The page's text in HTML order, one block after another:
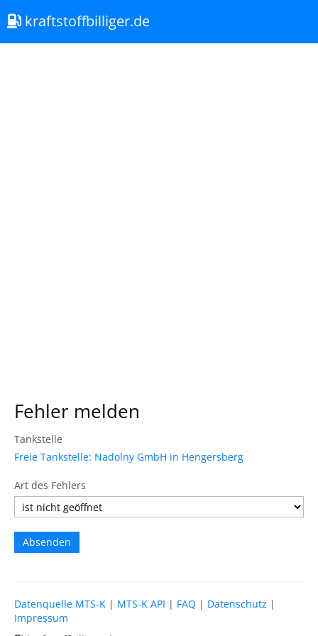
kraftstoffbilliger.de
Fehler melden
Tankstelle
Freie Tankstelle: Nadolny GmbH in Hengersberg
Art des Fehlers
Datenquelle MTS-K | MTS-K API | FAQ | Datenschutz |
Impressum